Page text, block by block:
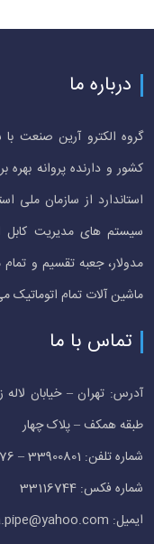
درباره ما
گروه الکترو آرین صنعت
کشور و دارنده پروانه
استاندارد از سازمان ملی
سیستم های مدیریت کابل
مدولار، جعبه تقسیم و
ماشین آلات تمام اتوماتیک
تماس با ما
آدرس: تهران – خیابان
طبقه همکف – پلاک چهار
شماره تلفن: 33900801 – 33914476
شماره فکس: 33116744
ایمیل: ea.pipe@yahoo.com